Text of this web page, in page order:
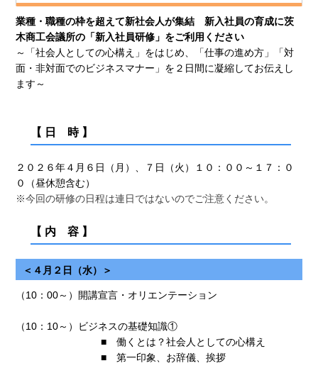
業種・職種の枠を超えて新社会人が集結 新入社員の育成に茨
木商工会議所の「新入社員研修」をご利用ください
～「社会人としての心構え」をはじめ、「仕事の進め方」「対
面・非対面でのビジネスマナー」を２日間に凝縮してお伝えし
ます～
【 日 時 】
２０２６年４月６日（月）、７日（火）１０：００～１７：０
０（昼休憩含む）
※今回の研修の日程は連日ではないのでご注意ください。
【 内 容 】
＜４月２日（水）＞
（10：00～）開講宣言・オリエンテーション
（10：10～）ビジネスの基礎知識①
■ 働くとは？社会人としての心構え
■ 第一印象、お辞儀、挨拶